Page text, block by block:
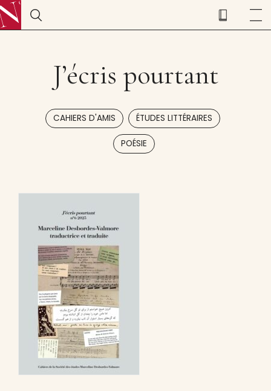
J’écris pourtant
CAHIERS D'AMIS , ÉTUDES LITTÉRAIRES
POÉSIE